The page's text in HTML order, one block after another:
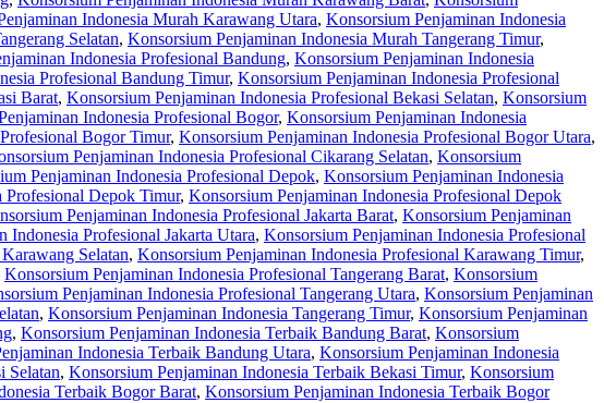
Indonesia Murah Karawang Utara, Konsorsium Penjaminan Indonesia
Selatan, Konsorsium Penjaminan Indonesia Murah Tangerang Timur,
Indonesia Profesional Bandung, Konsorsium Penjaminan Indonesia
Profesional Bandung Timur, Konsorsium Penjaminan Indonesia Profesional
Barat, Konsorsium Penjaminan Indonesia Profesional Bekasi Selatan, Konsorsium
Indonesia Profesional Bogor, Konsorsium Penjaminan Indonesia
Bogor Timur, Konsorsium Penjaminan Indonesia Profesional Bogor Utara,
Penjaminan Indonesia Profesional Cikarang Selatan, Konsorsium
Penjaminan Indonesia Profesional Depok, Konsorsium Penjaminan Indonesia
Profesional Depok Timur, Konsorsium Penjaminan Indonesia Profesional Depok
Penjaminan Indonesia Profesional Jakarta Barat, Konsorsium Penjaminan
Indonesia Profesional Jakarta Utara, Konsorsium Penjaminan Indonesia Profesional
Selatan, Konsorsium Penjaminan Indonesia Profesional Karawang Timur,
Konsorsium Penjaminan Indonesia Profesional Tangerang Barat, Konsorsium
Penjaminan Indonesia Profesional Tangerang Utara, Konsorsium Penjaminan
, Konsorsium Penjaminan Indonesia Tangerang Timur, Konsorsium Penjaminan
, Konsorsium Penjaminan Indonesia Terbaik Bandung Barat, Konsorsium
Indonesia Terbaik Bandung Utara, Konsorsium Penjaminan Indonesia
Selatan, Konsorsium Penjaminan Indonesia Terbaik Bekasi Timur, Konsorsium
Terbaik Bogor Barat, Konsorsium Penjaminan Indonesia Terbaik Bogor